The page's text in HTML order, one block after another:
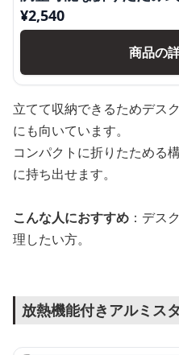
¥2,540
商品の
立てて収納できるためデス
にも向いています。
コンパクトに折りたためる
に持ち出せます。
こんな人におすすめ ：デス
理したい方。
放熱機能付きアルミス